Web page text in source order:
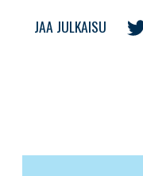
JAA JULKAISU